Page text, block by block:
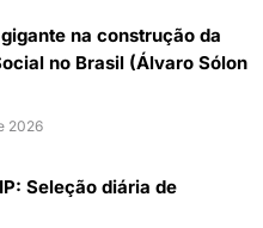
na construção da
no Brasil (Álvaro Sólon
2026
Seleção diária de